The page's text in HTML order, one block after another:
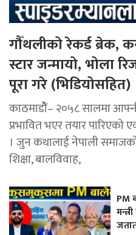
गौँथलीको रेकर्ड ब्रेक,
स्टार जन्मायो, भोला
पूरा गरे (भिडियोसहित)
काठमाडोैं– २०५८ सालमा
प्रभावित भएर तयार
। जुन कथालाई नेपाली
शिक्षा, बालविवाह,
PM